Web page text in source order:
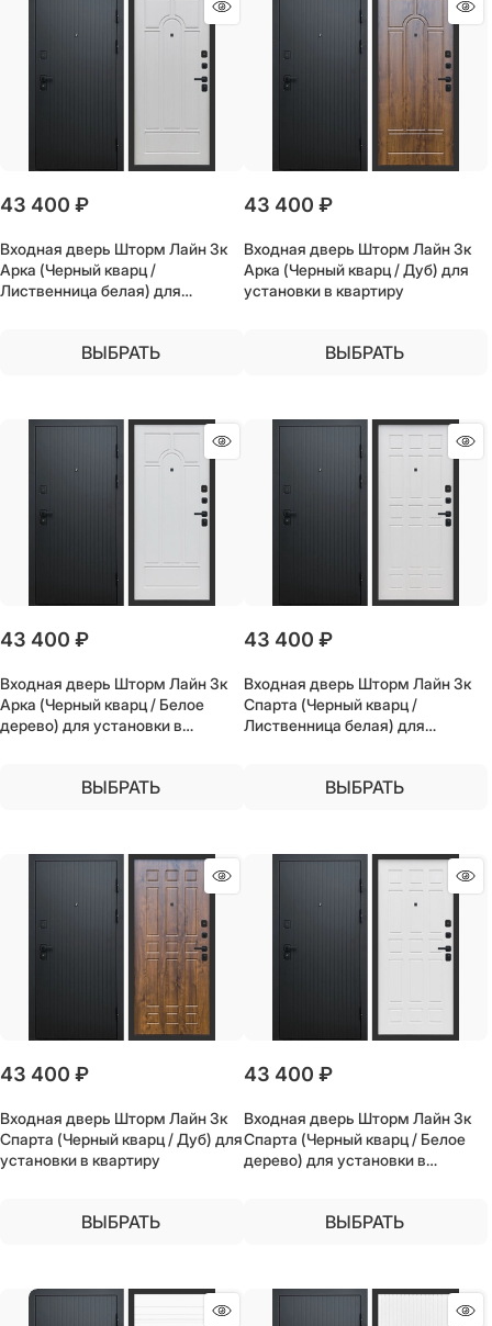
43 400 ₽
Входная дверь Шторм Лайн 3к
Арка (Черный кварц /
Лиственница белая) для
ВЫБРАТЬ
43 400 ₽
Входная дверь Шторм Лайн 3к
Арка (Черный кварц / Дуб) для
установки в квартиру
ВЫБРАТЬ
43 400 ₽
Входная дверь Шторм Лайн 3к
Арка (Черный кварц / Белое
дерево) для установки в
ВЫБРАТЬ
43 400 ₽
Входная дверь Шторм Лайн 3к
Спарта (Черный кварц /
Лиственница белая) для
ВЫБРАТЬ
43 400 ₽
Входная дверь Шторм Лайн 3к
Спарта (Черный кварц / Дуб) для
установки в квартиру
ВЫБРАТЬ
43 400 ₽
Входная дверь Шторм Лайн 3к
Спарта (Черный кварц / Белое
дерево) для установки в
ВЫБРАТЬ